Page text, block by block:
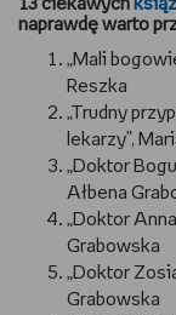
13 ciekawych
naprawdę warto
„Mali
Reszka
„Trudny
lekarzy”,
„Doktor
Ałbena
„Doktor
Grabowska
„Doktor
Grabowska